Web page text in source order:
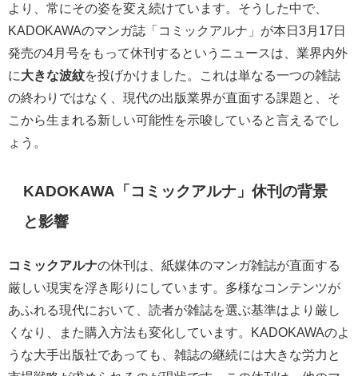
より、常にその姿を変え続けています。そうした中で、
KADOKAWAのマンガ誌「コミックアルナ」が本日3月17日
発売の4月号をもって休刊するというニュースは、業界内外
に大きな波紋を投げかけました。これは単なる一つの雑誌
の終わりではなく、現代の出版業界が直面する課題と、そ
こから生まれる新しい可能性を示唆していると言えるでし
ょう。
KADOKAWA「コミックアルナ」休刊の背景
と影響
コミックアルナの休刊は、紙媒体のマンガ雑誌が直面する
厳しい現実を浮き彫りにしています。多様なコンテンツが
あふれる現代において、読者が雑誌を選ぶ基準はより厳し
くなり、また購入方法も変化しています。KADOKAWAのよ
うな大手出版社であっても、雑誌の継続には大きな労力と